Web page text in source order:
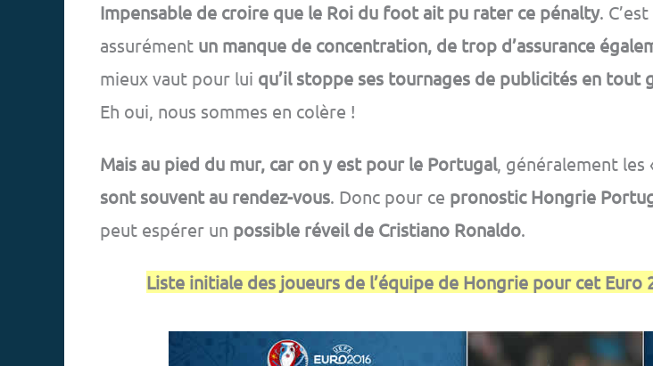
Impensable de croire que le Roi du foot ait pu rater ce pénalty. C’est
assurément un manque de concentration, de trop d’assurance
mieux vaut pour lui qu’il stoppe ses tournages de publicités en tout
Eh oui, nous sommes en colère !
Mais au pied du mur, car on y est pour le Portugal, généralement les
sont souvent au rendez-vous. Donc pour ce pronostic Hongrie
peut espérer un possible réveil de Cristiano Ronaldo.
Liste initiale des joueurs de l’équipe de Hongrie pour cet Euro